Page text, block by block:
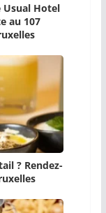
Usual Hotel
au 107
? Rendez-